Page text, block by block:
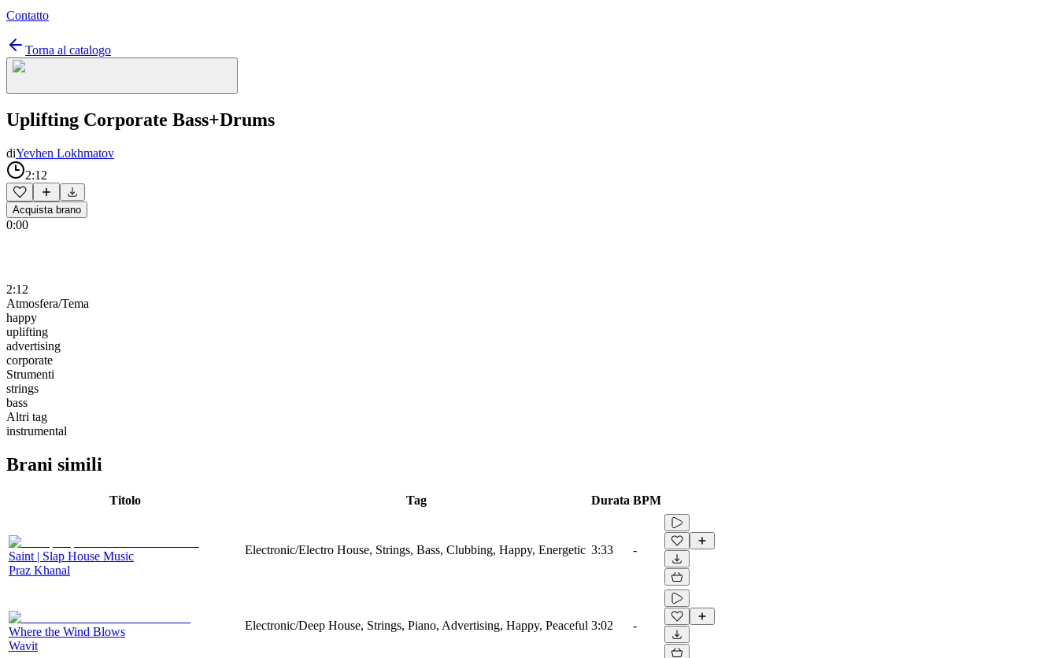
Contatto
Torna al catalogo
Uplifting Corporate Bass+Drums
diYevhen Lokhmatov
2:12
Acquista brano
0:00
2:12
Atmosfera/Tema
happy
uplifting
advertising
corporate
Strumenti
strings
bass
Altri tag
instrumental
Brani simili
Titolo Tag Durata BPM
Saint | Slap House Music
Praz Khanal
Electronic/Electro House, Strings, Bass, Clubbing, Happy, Energetic 3:33 -
Where the Wind Blows
Wavit
Electronic/Deep House, Strings, Piano, Advertising, Happy, Peaceful 3:02 -